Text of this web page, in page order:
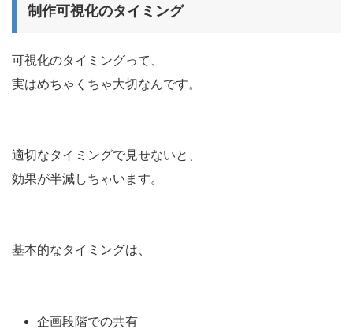
制作可視化のタイミング
可視化のタイミングって、
実はめちゃくちゃ大切なんです。
適切なタイミングで見せないと、
効果が半減しちゃいます。
基本的なタイミングは、
企画段階での共有